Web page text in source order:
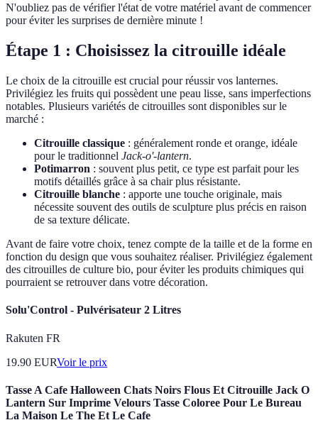
N'oubliez pas de vérifier l'état de votre matériel avant de commencer
pour éviter les surprises de dernière minute !
Étape 1 : Choisissez la citrouille idéale
Le choix de la citrouille est crucial pour réussir vos lanternes.
Privilégiez les fruits qui possèdent une peau lisse, sans imperfections
notables. Plusieurs variétés de citrouilles sont disponibles sur le
marché :
Citrouille classique : généralement ronde et orange, idéale
pour le traditionnel Jack-o'-lantern.
Potimarron : souvent plus petit, ce type est parfait pour les
motifs détaillés grâce à sa chair plus résistante.
Citrouille blanche : apporte une touche originale, mais
nécessite souvent des outils de sculpture plus précis en raison
de sa texture délicate.
Avant de faire votre choix, tenez compte de la taille et de la forme en
fonction du design que vous souhaitez réaliser. Privilégiez également
des citrouilles de culture bio, pour éviter les produits chimiques qui
pourraient se retrouver dans votre décoration.
Solu'Control - Pulvérisateur 2 Litres
Rakuten FR
19.90 EURVoir le prix
Tasse A Cafe Halloween Chats Noirs Flous Et Citrouille Jack O
Lantern Sur Imprime Velours Tasse Coloree Pour Le Bureau
La Maison Le The Et Le Cafe